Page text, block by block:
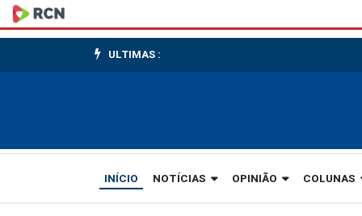
Congelado.
Pode
entrar
ULTIMAS :
INÍCIO NOTÍCIAS OPINIÃO COLUNAS